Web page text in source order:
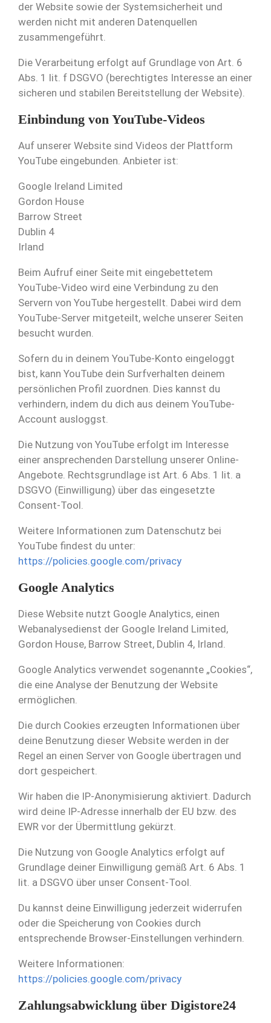
der Website sowie der Systemsicherheit und
werden nicht mit anderen Datenquellen
zusammengeführt.
Die Verarbeitung erfolgt auf Grundlage von Art. 6
Abs. 1 lit. f DSGVO (berechtigtes Interesse an einer
sicheren und stabilen Bereitstellung der Website).
Einbindung von YouTube-Videos
Auf unserer Website sind Videos der Plattform
YouTube eingebunden. Anbieter ist:
Google Ireland Limited
Gordon House
Barrow Street
Dublin 4
Irland
Beim Aufruf einer Seite mit eingebettetem
YouTube-Video wird eine Verbindung zu den
Servern von YouTube hergestellt. Dabei wird dem
YouTube-Server mitgeteilt, welche unserer Seiten
besucht wurden.
Sofern du in deinem YouTube-Konto eingeloggt
bist, kann YouTube dein Surfverhalten deinem
persönlichen Profil zuordnen. Dies kannst du
verhindern, indem du dich aus deinem YouTube-
Account ausloggst.
Die Nutzung von YouTube erfolgt im Interesse
einer ansprechenden Darstellung unserer Online-
Angebote. Rechtsgrundlage ist Art. 6 Abs. 1 lit. a
DSGVO (Einwilligung) über das eingesetzte
Consent-Tool.
Weitere Informationen zum Datenschutz bei
YouTube findest du unter:
https://policies.google.com/privacy
Google Analytics
Diese Website nutzt Google Analytics, einen
Webanalysedienst der Google Ireland Limited,
Gordon House, Barrow Street, Dublin 4, Irland.
Google Analytics verwendet sogenannte „Cookies“,
die eine Analyse der Benutzung der Website
ermöglichen.
Die durch Cookies erzeugten Informationen über
deine Benutzung dieser Website werden in der
Regel an einen Server von Google übertragen und
dort gespeichert.
Wir haben die IP-Anonymisierung aktiviert. Dadurch
wird deine IP-Adresse innerhalb der EU bzw. des
EWR vor der Übermittlung gekürzt.
Die Nutzung von Google Analytics erfolgt auf
Grundlage deiner Einwilligung gemäß Art. 6 Abs. 1
lit. a DSGVO über unser Consent-Tool.
Du kannst deine Einwilligung jederzeit widerrufen
oder die Speicherung von Cookies durch
entsprechende Browser-Einstellungen verhindern.
Weitere Informationen:
https://policies.google.com/privacy
Zahlungsabwicklung über Digistore24